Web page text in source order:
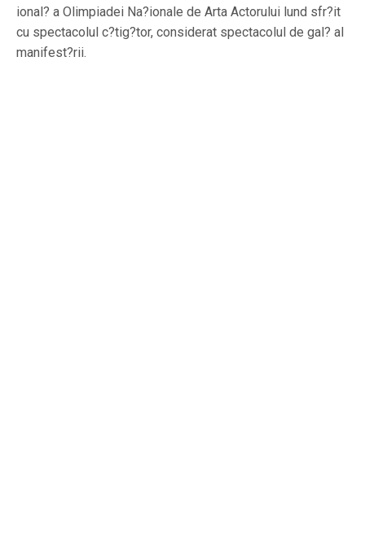
ional? a Olimpiadei Na?ionale de Arta Actorului lund sfr?it
cu spectacolul c?tig?tor, considerat spectacolul de gal? al
manifest?rii.